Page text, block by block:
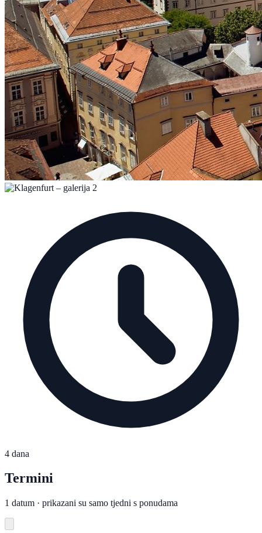
4 dana
Termini
1 datum · prikazani su samo tjedni s ponudama